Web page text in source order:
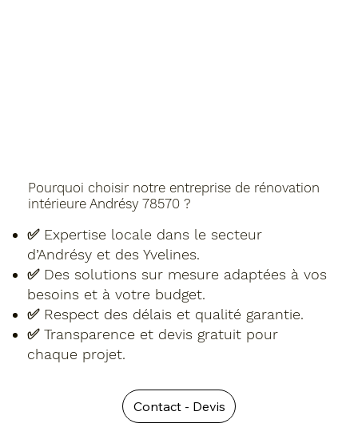
Pourquoi choisir notre entreprise de rénovation
intérieure Andrésy 78570 ?
✅ Expertise locale dans le secteur
d’Andrésy et des Yvelines.
✅ Des solutions sur mesure adaptées à vos
besoins et à votre budget.
✅ Respect des délais et qualité garantie.
✅ Transparence et devis gratuit pour
chaque projet.
Contact - Devis